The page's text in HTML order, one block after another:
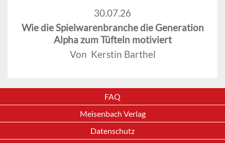
30.07.26
Wie die Spielwarenbranche die Generation
Alpha zum Tüfteln motiviert
Von Kerstin Barthel
FAQ
Meisenbach Verlag
Datenschutz